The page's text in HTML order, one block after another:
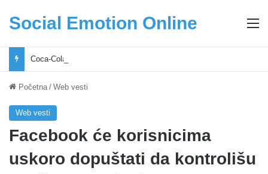
Social Emotion Online
Početna / Web vesti
Web vesti
Facebook će korisnicima
uskoro dopuštati da kontrolišu